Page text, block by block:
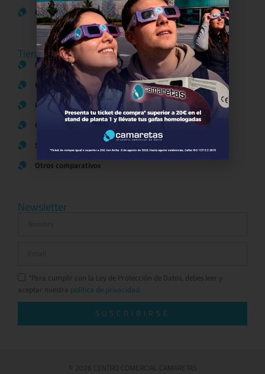
Bases legales Concursos y Promociones
Tiendas
Moda
Hogar y Alimentación
Regalos y Complementos
Ocio y Restauración
Servicios
Otros comparativos
Newsletter
*Para cumplir con la Ley de Protección de Datos, debes leer y
aceptar nuestra política de privacidad.
SUSCRIBIRSE
© 2026 CENTRO COMERCIAL CAMARETAS